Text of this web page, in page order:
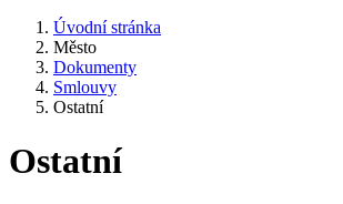
Úvodní stránka
Město
Dokumenty
Smlouvy
Ostatní
Ostatní